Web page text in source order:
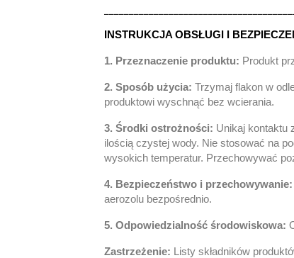
INSTRUKCJA OBSŁUGI I
1. Przeznaczenie produktu: Produkt
2. Sposób użycia: Trzymaj flakon w
produktowi wyschnąć bez wcierania.
3. Środki ostrożności: Unikaj kontaktu
ilością czystej wody. Nie stosować na
wysokich temperatur. Przechowywać
4. Bezpieczeństwo i przechowywanie:
aerozolu bezpośrednio.
5. Odpowiedzialność środowiskowa:
Zastrzeżenie: Listy składników